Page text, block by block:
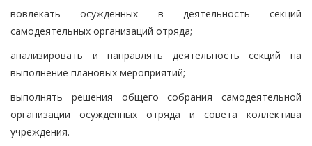
вовлекать осужденных в деятельность секций
самодеятельных организаций отряда;
анализировать и направлять деятельность секций на
выполнение плановых мероприятий;
выполнять решения общего собрания самодеятельной
организации осужденных отряда и совета коллектива
учреждения.